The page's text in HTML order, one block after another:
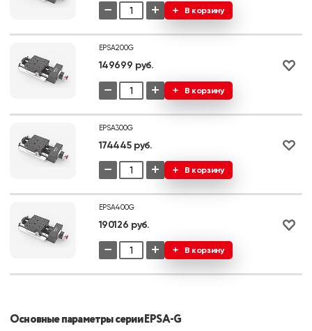
− + В корзину
EPSA200G
149699 руб.
− + В корзину
EPSA300G
174445 руб.
− + В корзину
EPSA400G
190126 руб.
− + В корзину
Основные параметры серии EPSA-G